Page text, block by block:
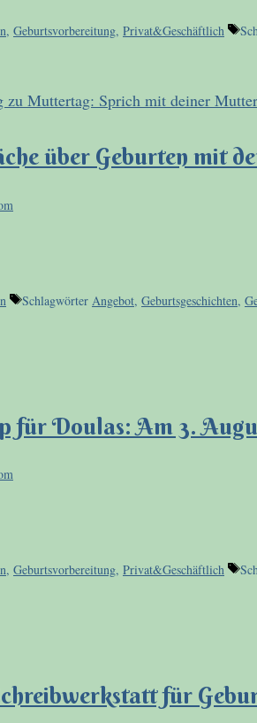
, Geburtsvorbereitung, Privat&Geschäftlich
über Geburten mit
Schlagwörter Angebot, Geburtsgeschichten,
für Doulas: Am 3.
, Geburtsvorbereitung, Privat&Geschäftlich
für